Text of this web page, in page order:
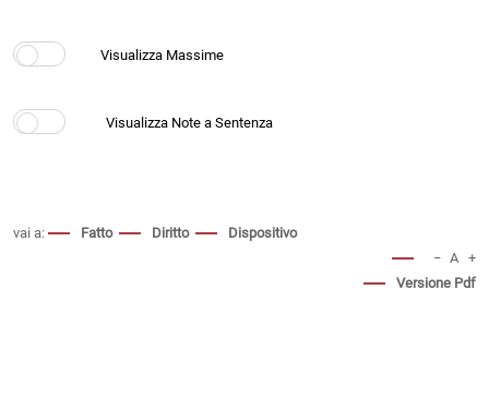
vai a: Fatto Diritto
Dispositivo
− A +
Versione Pdf